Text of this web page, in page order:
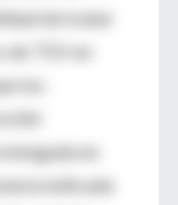
de tratar
TEV en
los
en
indicada